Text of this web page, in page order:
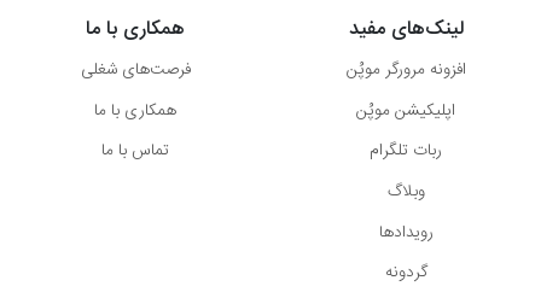
لینک‌های مفید
افزونه مرورگر موپُن
اپلیکیشن موپُن
ربات تلگرام
وبلاگ
رویدادها
گردونه
همکاری با ما
فرصت‌های شغلی
همکاری با ما
تماس با ما